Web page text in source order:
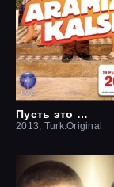
Пусть это останется между нами
2013, Turk.Original